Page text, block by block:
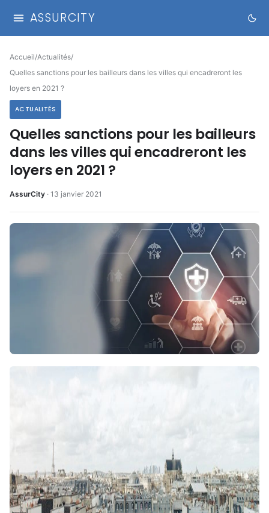
ASSURCITY
Accueil/Actualités/
Quelles sanctions pour les bailleurs dans les villes qui encadreront les
loyers en 2021 ?
ACTUALITÉS
Quelles sanctions pour les bailleurs
dans les villes qui encadreront les
loyers en 2021 ?
AssurCity · 13 janvier 2021